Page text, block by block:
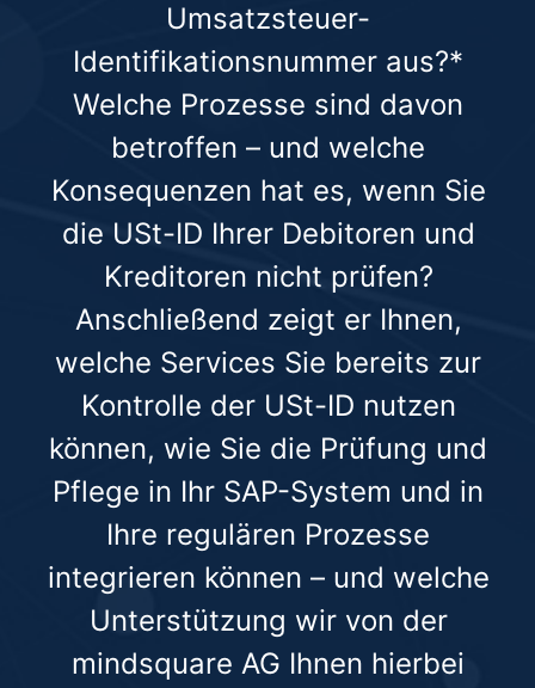
Umsatzsteuer-
Identifikationsnummer aus?*
Welche Prozesse sind davon
betroffen – und welche
Konsequenzen hat es, wenn Sie
die USt-ID Ihrer Debitoren und
Kreditoren nicht prüfen?
Anschließend zeigt er Ihnen,
welche Services Sie bereits zur
Kontrolle der USt-ID nutzen
können, wie Sie die Prüfung und
Pflege in Ihr SAP-System und in
Ihre regulären Prozesse
integrieren können – und welche
Unterstützung wir von der
mindsquare AG Ihnen hierbei